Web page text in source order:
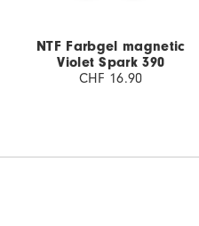
NTF Farbgel magnetic
Violet Spark 390
CHF 16.90